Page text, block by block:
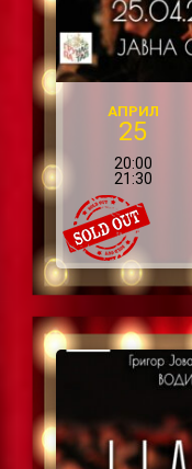
АПРИЛ
25
20:00
21:30